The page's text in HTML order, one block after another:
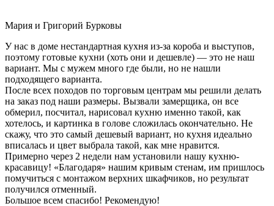
Мария и Григорий Бурковы
У нас в доме нестандартная кухня из-за короба и выступов,
поэтому готовые кухни (хоть они и дешевле) — это не наш
вариант. Мы с мужем много где были, но не нашли
подходящего варианта.
После всех походов по торговым центрам мы решили делать
на заказ под наши размеры. Вызвали замерщика, он все
обмерил, посчитал, нарисовал кухню именно такой, как
хотелось, и картинка в голове сложилась окончательно. Не
скажу, что это самый дешевый вариант, но кухня идеально
вписалась и цвет выбрала такой, как мне нравится.
Примерно через 2 недели нам установили нашу кухню-
красавицу! «Благодаря» нашим кривым стенам, им пришлось
помучиться с монтажом верхних шкафчиков, но результат
получился отменный.
Большое всем спасибо! Рекомендую!